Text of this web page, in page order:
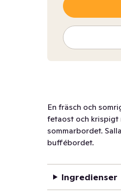
En fräsch och
fetaost och krispigt
sommarbordet.
buffébordet.
Ingredienser